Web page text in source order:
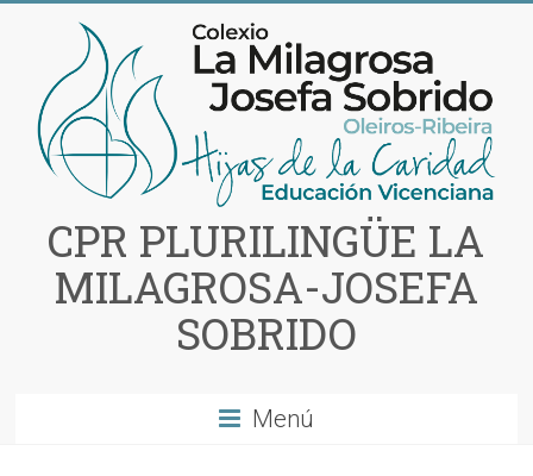
contenido
CPR PLURILINGÜE LA
MILAGROSA-JOSEFA
SOBRIDO
Menú